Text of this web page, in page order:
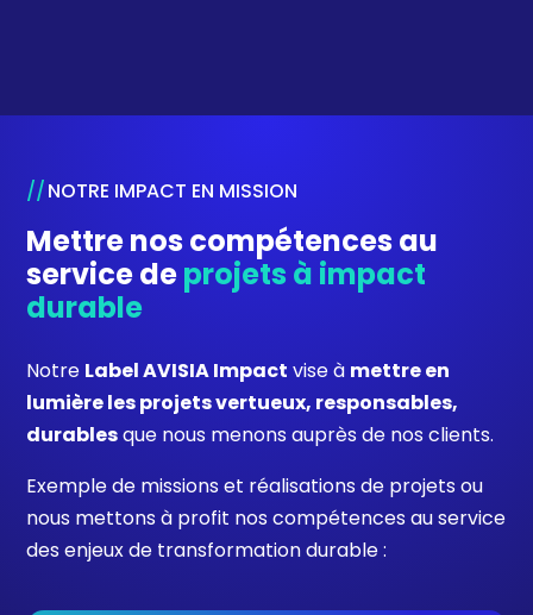
NOTRE IMPACT EN MISSION
Mettre nos compétences au
service deprojets à impact
durable
Notre Label AVISIA Impact vise à mettre en
lumière les projets vertueux, responsables,
durablesque nous menons auprès de nos clients.
Exemple de missions et réalisations de projets ou
nous mettons à profit nos compétences au service
des enjeux de transformation durable :